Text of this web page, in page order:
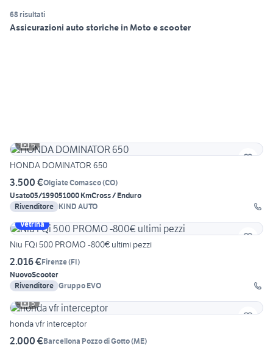
68 risultati
Assicurazioni auto storiche in Moto e scooter
6
HONDA DOMINATOR 650
3.500 €Olgiate Comasco(CO)
Usato05/199051000 KmCross / Enduro
Rivenditore KIND AUTO
Vetrina
Niu FQi 500 PROMO -800€ ultimi pezzi
2.016 €Firenze(FI)
NuovoScooter
Rivenditore Gruppo EVO
5
honda vfr interceptor
2.000 €Barcellona Pozzo di Gotto(ME)